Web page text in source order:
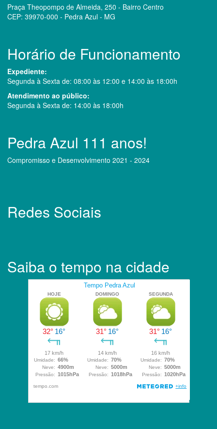
Praça Theopompo de Almeida, 250 - Bairro Centro
CEP: 39970-000 - Pedra Azul - MG
Horário de Funcionamento
Expediente:
Segunda à Sexta de: 08:00 às 12:00 e 14:00 às 18:00h
Atendimento ao público:
Segunda à Sexta de: 14:00 às 18:00h
Pedra Azul 111 anos!
Compromisso e Desenvolvimento 2021 - 2024
Redes Sociais
Saiba o tempo na cidade